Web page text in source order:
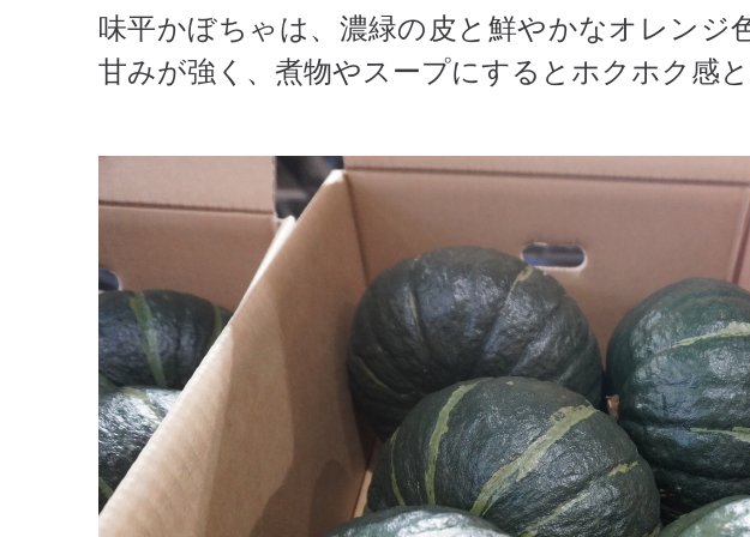
味平かぼちゃは、濃緑の皮と鮮やかなオレンジ
甘みが強く、煮物やスープにするとホクホク感